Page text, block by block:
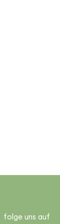
folge uns auf